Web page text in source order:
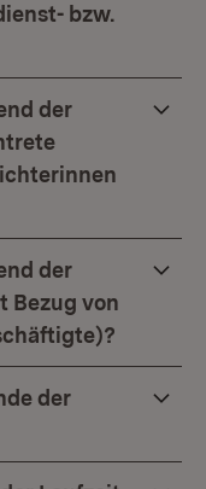
bzw.
der
der
Bezug von
der